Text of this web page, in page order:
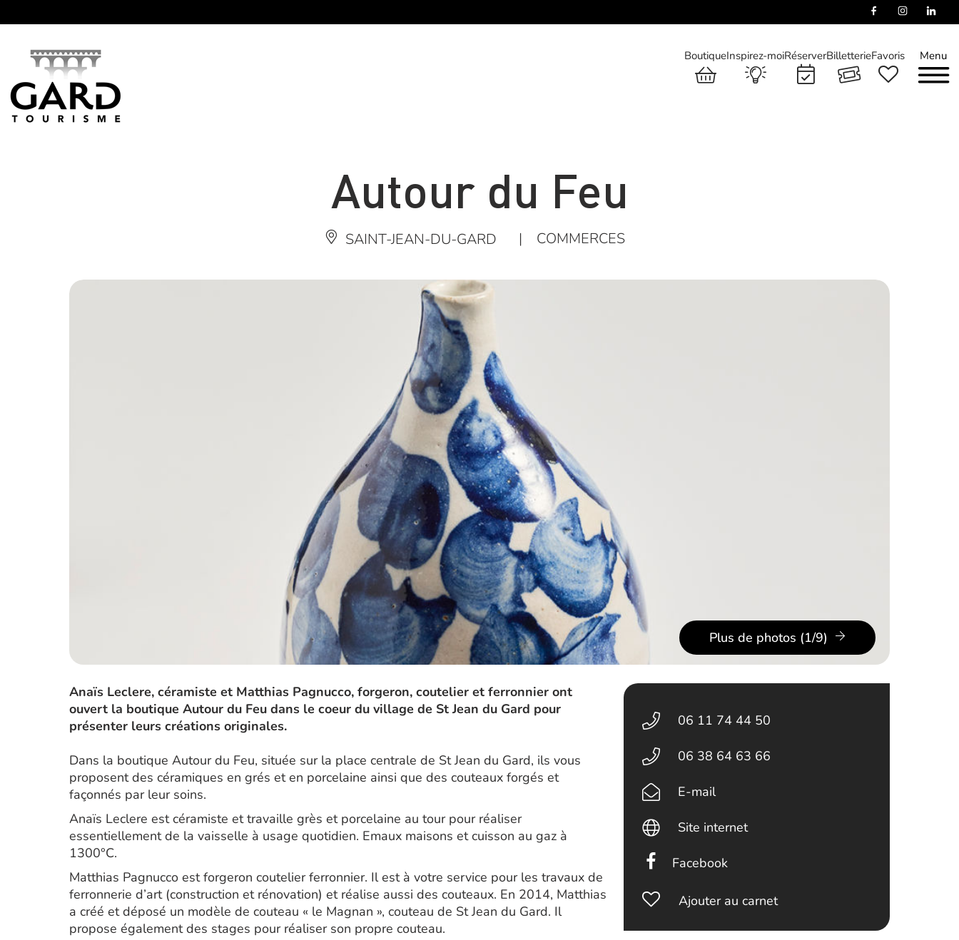
Menu
BoutiqueInspirez-moiRéserverBilletterieFavoris
Autour du Feu
SAINT-JEAN-DU-GARD | COMMERCES
Plus de photos (1/9)
Anaïs Leclere, céramiste et Matthias Pagnucco, forgeron, coutelier et ferronnier ont
ouvert la boutique Autour du Feu dans le coeur du village de St Jean du Gard pour
présenter leurs créations originales.
Dans la boutique Autour du Feu, située sur la place centrale de St Jean du Gard, ils vous
proposent des céramiques en grés et en porcelaine ainsi que des couteaux forgés et
façonnés par leur soins.
Anaïs Leclere est céramiste et travaille grès et porcelaine au tour pour réaliser
essentiellement de la vaisselle à usage quotidien. Emaux maisons et cuisson au gaz à
1300°C.
Matthias Pagnucco est forgeron coutelier ferronnier. Il est à votre service pour les travaux de
ferronnerie d’art (construction et rénovation) et réalise aussi des couteaux. En 2014, Matthias
a créé et déposé un modèle de couteau « le Magnan », couteau de St Jean du Gard. Il
propose également des stages pour réaliser son propre couteau.
06 11 74 44 50
06 38 64 63 66
E-mail
Site internet
Facebook
Ajouter au carnet